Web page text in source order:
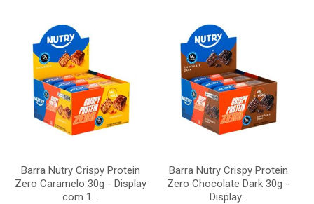
Barra Nutry Crispy Protein
Zero Caramelo 30g - Display
com 1...
Barra Nutry Crispy Protein
Zero Chocolate Dark 30g -
Display...